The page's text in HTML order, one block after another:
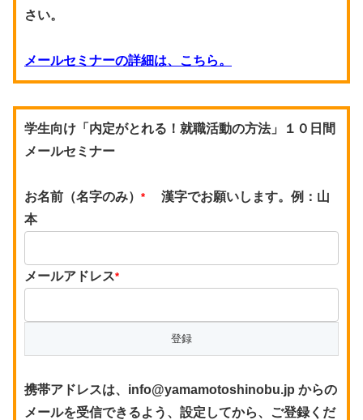
さい。
メールセミナーの詳細は、こちら。
学生向け「内定がとれる！就職活動の方法」１０日間
メールセミナー
お名前（名字のみ） *
漢字でお願いします。例：山
本
メールアドレス*
携帯アドレスは、info@yamamotoshinobu.jp からの
メールを受信できるよう、設定してから、ご登録くだ